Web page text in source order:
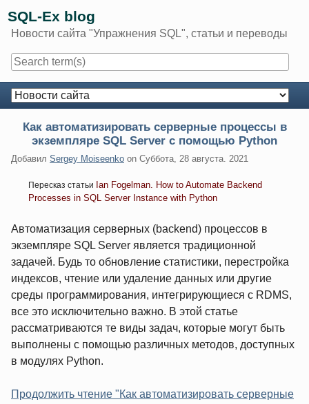
content
SQL-Ex blog
Новости сайта "Упражнения SQL", статьи и переводы
Navigation
Как автоматизировать серверные процессы в
экземпляре SQL Server с помощью Python
Добавил Sergey Moiseenko on Суббота, 28 августа. 2021
Пересказ статьи Ian Fogelman. How to Automate Backend
Processes in SQL Server Instance with Python
Автоматизация серверных (backend) процессов в
экземпляре SQL Server является традиционной
задачей. Будь то обновление статистики, перестройка
индексов, чтение или удаление данных или другие
среды программирования, интегрирующиеся с RDMS,
все это исключительно важно. В этой статье
рассматриваются те виды задач, которые могут быть
выполнены с помощью различных методов, доступных
в модулях Python.
Продолжить чтение "Как автоматизировать серверные